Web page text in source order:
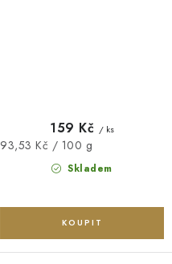
Skladem
159 Kč / ks
Měrná
93,53 Kč / 100 g